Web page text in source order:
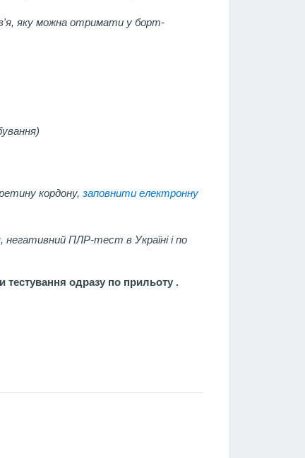
яку можна отримати у борт-
кордону, заповнити електронну
негативний ПЛР-тест в Україні і по
тестування одразу по прильоту .